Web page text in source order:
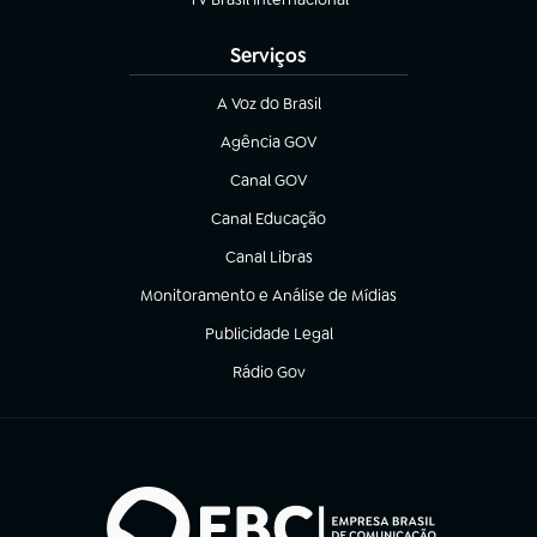
(abre em nova aba)
Serviços
A Voz do Brasil
(abre em nova aba)
Agência GOV
(abre em nova aba)
Canal GOV
(abre em nova aba)
Canal Educação
(abre em nova aba)
Canal Libras
(abre em nova aba)
Monitoramento e Análise de Mídias
(abre em nova aba)
Publicidade Legal
(abre em nova aba)
Rádio Gov
(abre em nova aba)